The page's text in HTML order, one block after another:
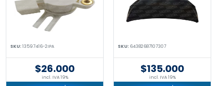
SKU:13597416-2IPA
$26.000
incl. IVA 19%
SKU: 64382687107307
$135.000
incl. IVA 19%